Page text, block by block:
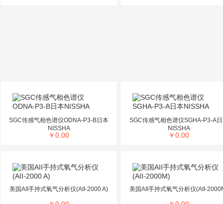
SGC传感气相色谱仪ODNA-P3-B日本
NISSHA
￥0.00
SGC传感气相色谱仪SGHA-P3-A
NISSHA
￥0.00
美国AII手持式氧气分析仪(AII-2000 A) 美国AII手持式氧气分析仪(AII-